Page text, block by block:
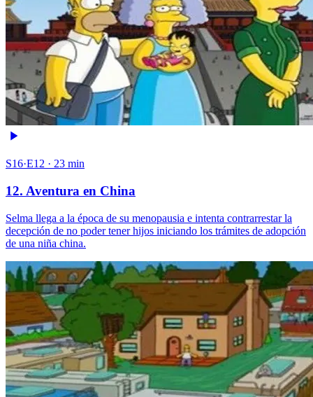
S16·E12 · 23 min
12. Aventura en China
Selma llega a la época de su menopausia e intenta contrarrestar la
decepción de no poder tener hijos iniciando los trámites de adopción
de una niña china.